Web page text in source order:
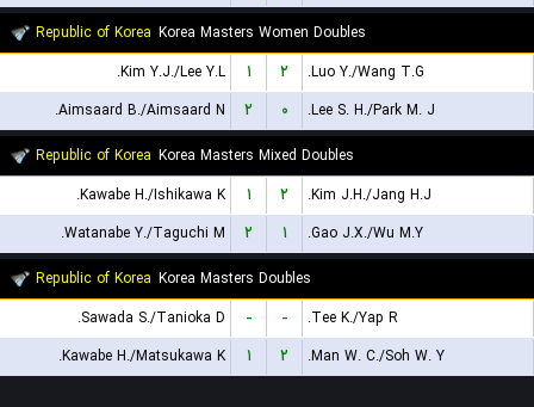
Republic of Korea Korea Masters Women Doubles
Kim Y.J./Lee Y.L.
۱ ۲
Luo Y./Wang T.G.
Aimsaard B./Aimsaard N.
۲ ۰
Lee S. H./Park M. J.
Republic of Korea Korea Masters Mixed Doubles
Kawabe H./Ishikawa K.
۱ ۲
Kim J.H./Jang H.J.
Watanabe Y./Taguchi M.
۲ ۱
Gao J.X./Wu M.Y.
Republic of Korea Korea Masters Doubles
Sawada S./Tanioka D.
- -
Tee K./Yap R.
Kawabe H./Matsukawa K.
۱ ۲ Man W. C./Soh W. Y.